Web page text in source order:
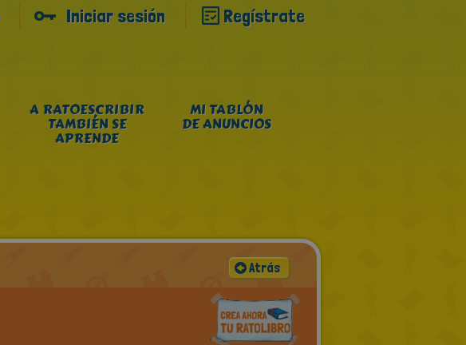
Iniciar sesión Regístrate
A RATOESCRIBIR
TAMBIÉN SE
APRENDE
MI TABLÓN
DE ANUNCIOS
Atrás